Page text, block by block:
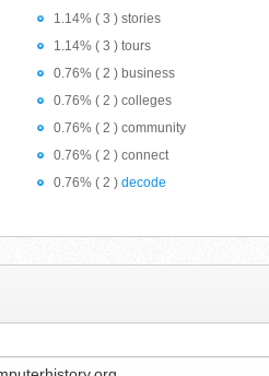
1.14% ( 3 ) stories
1.14% ( 3 ) tours
0.76% ( 2 ) business
0.76% ( 2 ) colleges
0.76% ( 2 ) community
0.76% ( 2 ) connect
0.76% ( 2 ) decode